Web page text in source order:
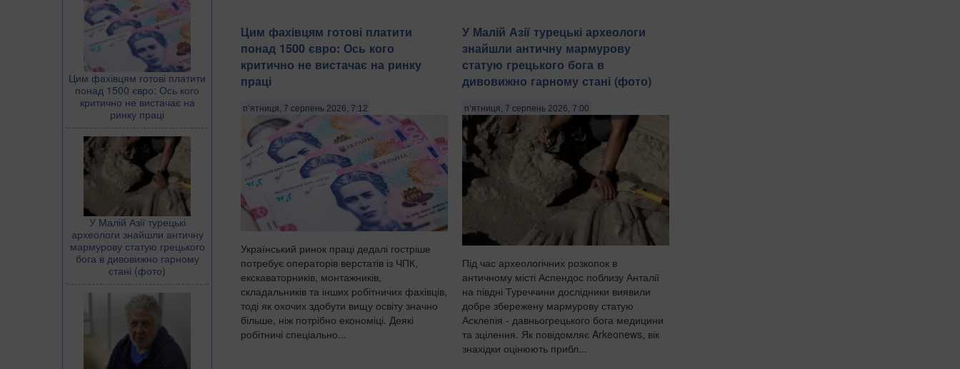
Цим фахівцям готові платити
понад 1500 євро: Ось кого
критично не вистачає на
ринку праці
У Малій Азії турецькі
археологи знайшли античну
мармурову статую грецького
бога в дивовижно гарному
стані (фото)
Цим фахівцям готові платити
понад 1500 євро: Ось кого
критично не вистачає на ринку
праці
п’ятниця, 7 серпень 2026, 7:12
Український ринок праці дедалі гостріше
потребує операторів верстатів із ЧПК,
екскаваторників, монтажників,
складальників та інших робітничих фахівців,
тоді як охочих здобути вищу освіту значно
більше, ніж потрібно економіці. Деякі
робітничі спеціально...
У Малій Азії турецькі археологи
знайшли античну мармурову
статую грецького бога в
дивовижно гарному стані (фото)
п’ятниця, 7 серпень 2026, 7:00
Під час археологічних розкопок в
античному місті Аспендос поблизу Анталії
на півдні Туреччини дослідники виявили
добре збережену мармурову статую
Асклепія - давньогрецького бога медицини
та зцілення. Як повідомляє Arkeonews, вік
знахідки оцінюють прибл...